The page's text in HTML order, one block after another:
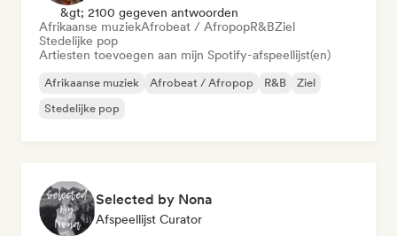
&gt; 2100 gegeven antwoorden
Afrikaanse muziekAfrobeat / AfropopR&BZiel
Stedelijke pop
Artiesten toevoegen aan mijn Spotify-afspeellijst(en)
Afrikaanse muziek Afrobeat / Afropop R&B
Ziel
Stedelijke pop
Selected by Nona
Afspeellijst Curator